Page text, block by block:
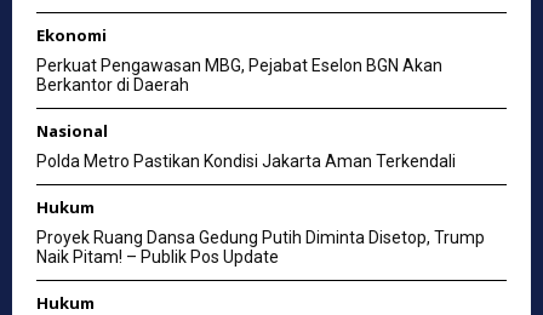
Ekonomi
Perkuat Pengawasan MBG, Pejabat Eselon BGN Akan
Berkantor di Daerah
Nasional
Polda Metro Pastikan Kondisi Jakarta Aman Terkendali
Hukum
Proyek Ruang Dansa Gedung Putih Diminta Disetop, Trump
Naik Pitam! – Publik Pos Update
Hukum